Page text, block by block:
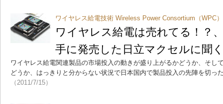
ワイヤレス給電技術 Wireless Power Consortium（WPC
ワイヤレス給電は売れてる！？
手に発売した日立マクセルに聞
ワイヤレス給電関連製品の市場投入の動きが盛り上がるかどうか、そし
どうか、はっきりと分からない状況で日本国内で製品投入の先陣を切っ
（2011/7/15）